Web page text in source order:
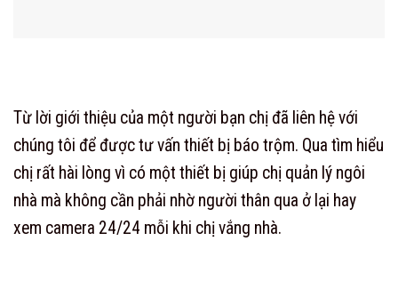
Từ lời giới thiệu của một người bạn chị đã liên hệ với
chúng tôi để được tư vấn thiết bị báo trộm. Qua tìm hiểu
chị rất hài lòng vì có một thiết bị giúp chị quản lý ngôi
nhà mà không cần phải nhờ người thân qua ở lại hay
xem camera 24/24 mỗi khi chị vắng nhà.